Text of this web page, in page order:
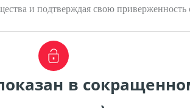
и подтверждая свою
в